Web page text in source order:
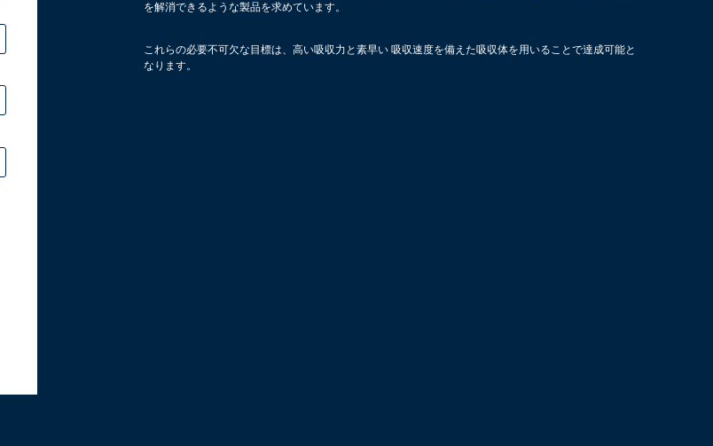
を解消できるような製品を求めています。
これらの必要不可欠な目標は、高い吸収力と素早い 吸収速度を備えた吸収体を用いることで達成可能と
なります。